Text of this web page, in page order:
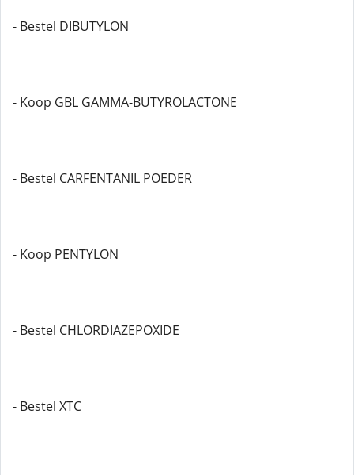
- Bestel DIBUTYLON
- Koop GBL GAMMA-BUTYROLACTONE
- Bestel CARFENTANIL POEDER
- Koop PENTYLON
- Bestel CHLORDIAZEPOXIDE
- Bestel XTC